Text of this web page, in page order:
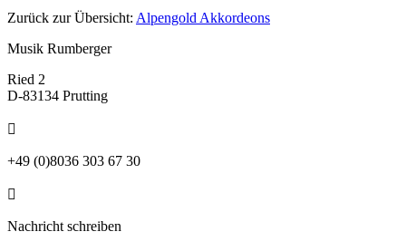
Zurück zur Übersicht: Alpengold Akkordeons
Musik Rumberger
Ried 2
D-83134 Prutting

+49 (0)8036 303 67 30

Nachricht schreiben